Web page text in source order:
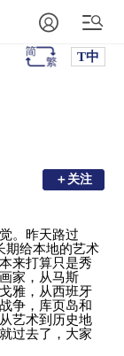
T中
＋关注
＋关注
。昨天路过
期给本地的艺术
来打算只是秀
家，从马斯
雅，从西班牙
争，库页岛和
艺术到历史地
过去了，大家